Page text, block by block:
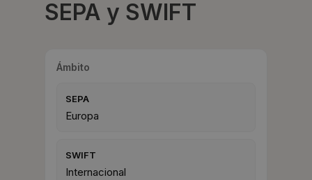
SEPA y SWIFT
Ámbito
SEPA
Europa
SWIFT
Internacional